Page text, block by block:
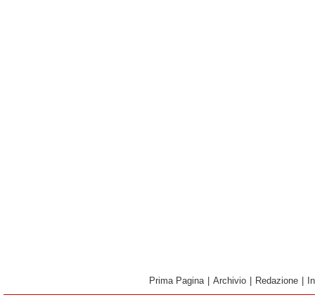
Prima Pagina | Archivio | Redazione |